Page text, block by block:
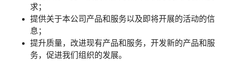
求；
提供关于本公司产品和服务以及即将开展的活动的信
息；
提升质量，改进现有产品和服务，开发新的产品和服
务，促进我们组织的发展。